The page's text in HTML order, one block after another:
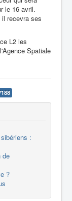
le 16 avril.
recevra ses
L2 les
Spatiale
:
de
?